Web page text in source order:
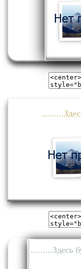
.........Здесь